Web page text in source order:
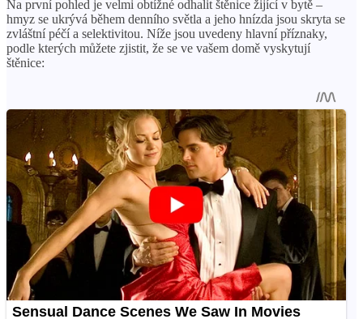
Na první pohled je velmi obtížné odhalit štěnice žijící v bytě –
hmyz se ukrývá během denního světla a jeho hnízda jsou skryta se
zvláštní péčí a selektivitou. Níže jsou uvedeny hlavní příznaky,
podle kterých můžete zjistit, že se ve vašem domě vyskytují
štěnice: